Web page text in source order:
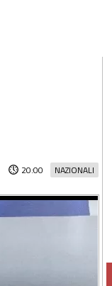
NAZIONALI
20:00